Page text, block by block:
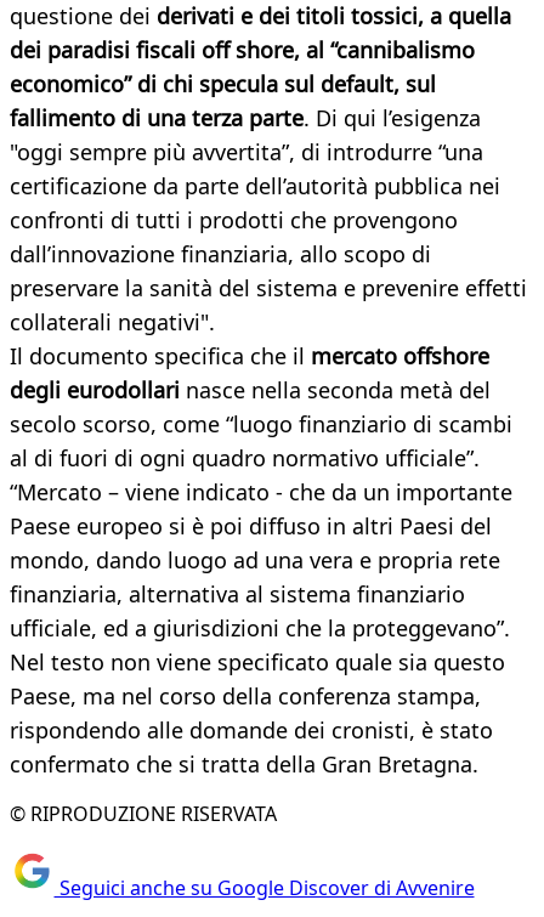
questione dei derivati e dei titoli tossici, a quella
dei paradisi fiscali off shore, al “cannibalismo
economico” di chi specula sul default, sul
fallimento di una terza parte. Di qui l’esigenza
"oggi sempre più avvertita”, di introdurre “una
certificazione da parte dell’autorità pubblica nei
confronti di tutti i prodotti che provengono
dall’innovazione finanziaria, allo scopo di
preservare la sanità del sistema e prevenire effetti
collaterali negativi".
Il documento specifica che il mercato offshore
degli eurodollari nasce nella seconda metà del
secolo scorso, come “luogo finanziario di scambi
al di fuori di ogni quadro normativo ufficiale”.
“Mercato – viene indicato - che da un importante
Paese europeo si è poi diffuso in altri Paesi del
mondo, dando luogo ad una vera e propria rete
finanziaria, alternativa al sistema finanziario
ufficiale, ed a giurisdizioni che la proteggevano”.
Nel testo non viene specificato quale sia questo
Paese, ma nel corso della conferenza stampa,
rispondendo alle domande dei cronisti, è stato
confermato che si tratta della Gran Bretagna.
© RIPRODUZIONE RISERVATA
Seguici anche su Google Discover di Avvenire